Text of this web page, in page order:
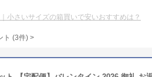
小さいサイズの箱買いで安いおすすめは？
ト (3件) >